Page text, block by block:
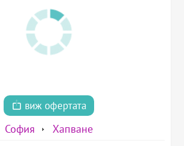
виж офертата
София Хапване